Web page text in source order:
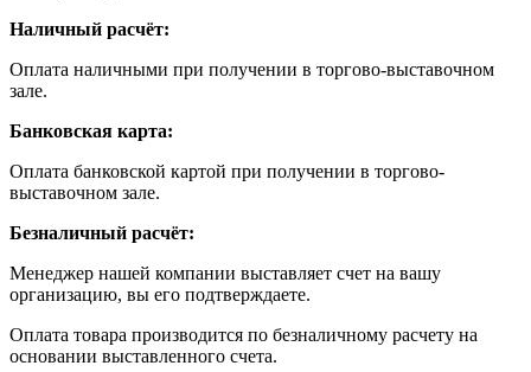
Наличный расчёт:
Оплата наличными при получении в торгово-выставочном
зале.
Банковская карта:
Оплата банковской картой при получении в торгово-
выставочном зале.
Безналичный расчёт:
Менеджер нашей компании выставляет счет на вашу
организацию, вы его подтверждаете.
Оплата товара производится по безналичному расчету на
основании выставленного счета.